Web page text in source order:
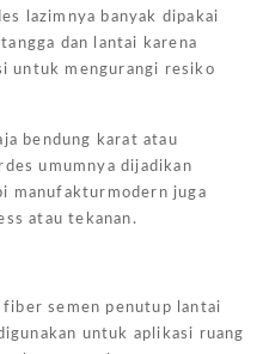
lazimnya banyak dipakai
dan lantai karena
untuk mengurangi resiko
bendung karat atau
umumnya dijadikan
manufakturmodern juga
atau tekanan.
fiber semen penutup lantai
untuk aplikasi ruang